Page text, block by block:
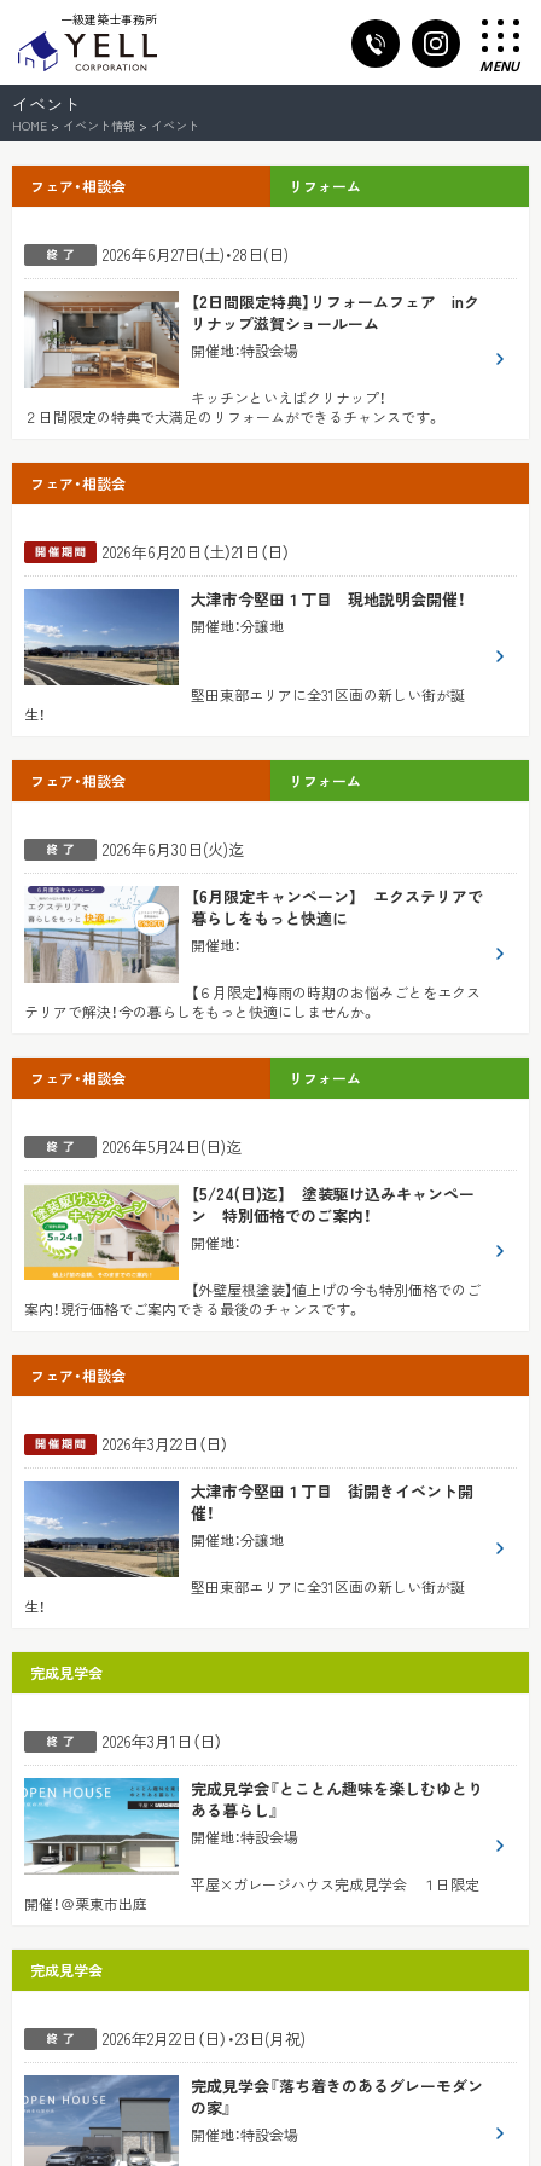
一級建築士事務所
MENU
イベント
HOME > イベント情報 > イベント
フェア・相談会 リフォーム
2026年6月27日(土)・28日(日)
【2日間限定特典】リフォームフェア inク
リナップ滋賀ショールーム
開催地：特設会場
キッチンといえばクリナップ！
２日間限定の特典で大満足のリフォームができるチャンスです。
フェア・相談会
2026年6月20日（土）21日（日）
大津市今堅田１丁目 現地説明会開催！
開催地：分譲地
堅田東部エリアに全31区画の新しい街が誕
生！
フェア・相談会 リフォーム
2026年6月30日(火)迄
【6月限定キャンペーン】 エクステリアで
暮らしをもっと快適に
開催地：
【６月限定】梅雨の時期のお悩みごとをエクス
テリアで解決！今の暮らしをもっと快適にしませんか。
フェア・相談会 リフォーム
2026年5月24日(日)迄
【5/24(日)迄】 塗装駆け込みキャンペー
ン 特別価格でのご案内！
開催地：
【外壁屋根塗装】値上げの今も特別価格でのご
案内！現行価格でご案内できる最後のチャンスです。
フェア・相談会
2026年3月22日（日）
大津市今堅田１丁目 街開きイベント開
催！
開催地：分譲地
堅田東部エリアに全31区画の新しい街が誕
生！
完成見学会
2026年3月1日（日）
完成見学会『とことん趣味を楽しむゆとり
ある暮らし』
開催地：特設会場
平屋×ガレージハウス完成見学会 １日限定
開催！＠栗東市出庭
完成見学会
2026年2月22日（日）・23日(月祝)
完成見学会『落ち着きのあるグレーモダン
の家』
開催地：特設会場